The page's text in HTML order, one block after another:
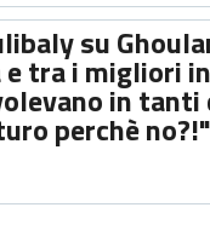
su
tra i migliori
in
perchè no?!"